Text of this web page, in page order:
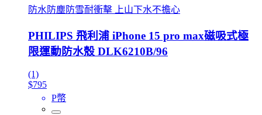
防水防塵防雪耐衝擊 上山下水不擔心
PHILIPS 飛利浦 iPhone 15 pro max磁吸式極
限運動防水殼 DLK6210B/96
(1)
$795
P幣